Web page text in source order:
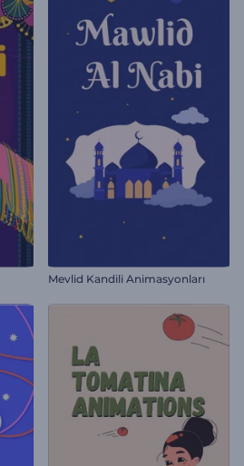
Mevlid Kandili Animasyonları